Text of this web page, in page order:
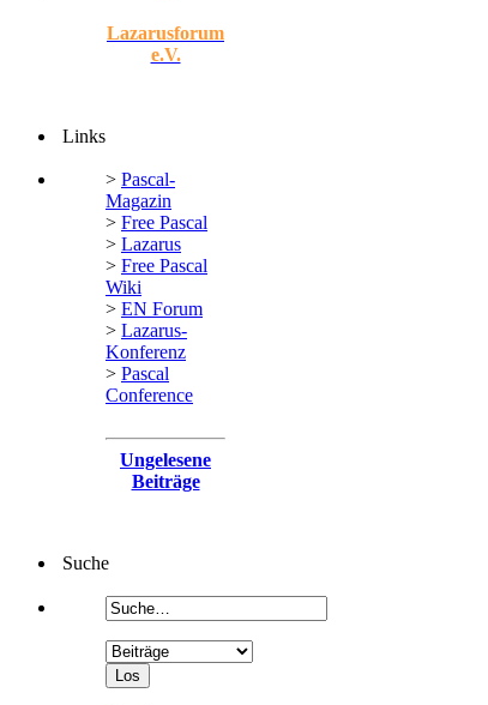
Lazarusforum
e.V.
Links
> Pascal-
Magazin
> Free Pascal
> Lazarus
> Free Pascal
Wiki
> EN Forum
> Lazarus-
Konferenz
> Pascal
Conference
Ungelesene
Beiträge
Suche